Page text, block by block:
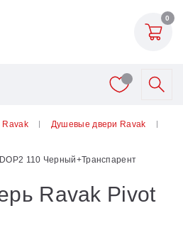
0
Ravak
Душевые двери Ravak
110 Черный+Транспарент
Ravak Pivot